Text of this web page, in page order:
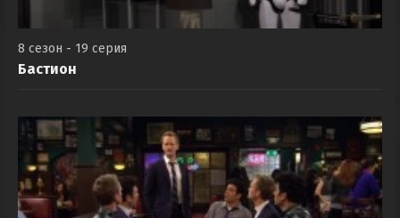
8 сезон - 19 серия
Бастион